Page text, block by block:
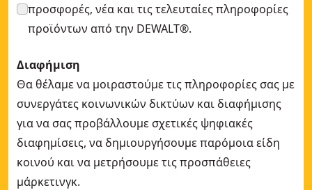
προσφορές, νέα και τις τελευταίες πληροφορίες
προϊόντων από την DEWALT®.
Διαφήμιση
Θα θέλαμε να μοιραστούμε τις πληροφορίες σας με
συνεργάτες κοινωνικών δικτύων και διαφήμισης
για να σας προβάλλουμε σχετικές ψηφιακές
διαφημίσεις, να δημιουργήσουμε παρόμοια είδη
κοινού και να μετρήσουμε τις προσπάθειες
μάρκετινγκ.